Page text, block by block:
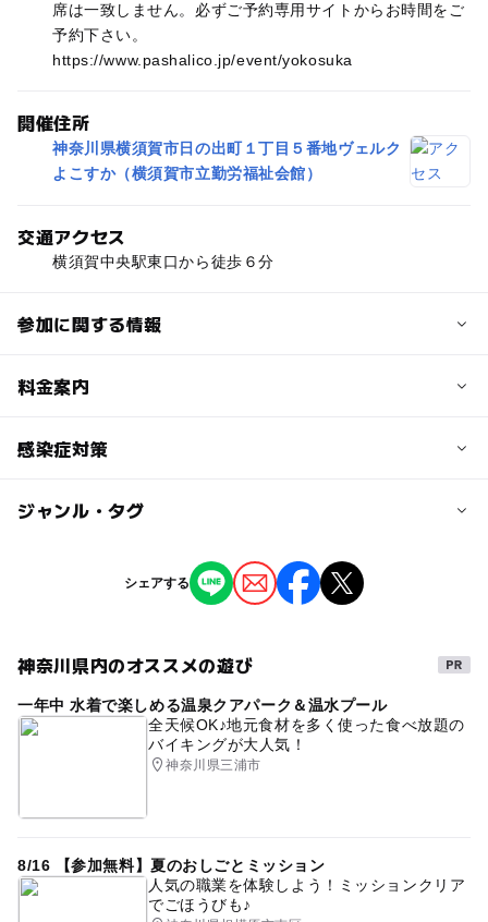
席は一致しません。必ずご予約専用サイトからお時間をご
予約下さい。
https://www.pashalico.jp/event/yokosuka
開催住所
神奈川県横須賀市日の出町１丁目５番地ヴェルク
よこすか（横須賀市立勤労福祉会館）
交通アクセス
横須賀中央駅東口から徒歩６分
参加に関する情報
定員
間をご予約下さい。
席は一致しません。必ずご予約専用サイトからお時間をご
対象年齢
3歳･4歳･5歳･6歳(幼児)小学生中学生･高校生大人
最終応募締切 2025-4-4(金)
注意・制限事項
【ご注意事項】
料金案内
子供の料金
感染症対策
1. 撮影スペース内は入れ替え制です。（前後の組の進行状
2.定期的に室内の換気を行います。
せん。
ジャンル・タグ
季節のイベント
タグ
ベビー&キッズ撮影会 マタニティフォト
ハーフバースデー 100日 #無料
家族写真 お子様の成長の記録に
キッズ撮影会 室内イベント 雨の日でもOK
#無料撮影会 #撮影会 家族で思い出
シェアする
神奈川県内のオススメの遊び
一年中 水着で楽しめる温泉クアパーク＆温水プール
全天候OK♪地元食材を多く使った食べ放題の
バイキングが大人気！
神奈川県三浦市
8/16 【参加無料】夏のおしごとミッション
人気の職業を体験しよう！ミッションクリア
でごほうびも♪